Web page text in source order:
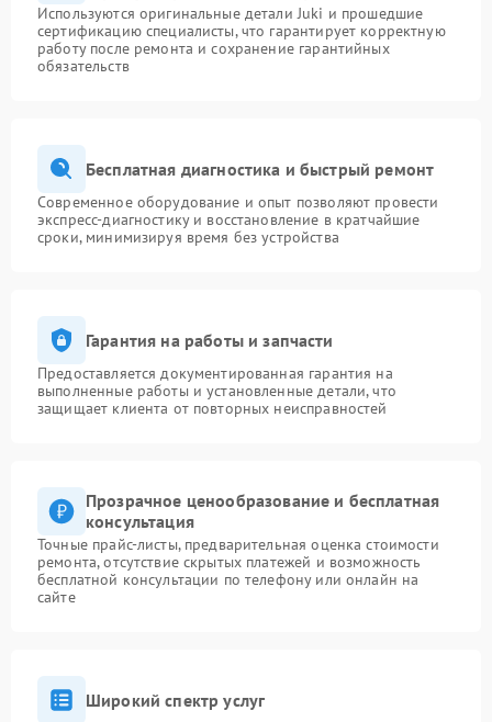
Используются оригинальные детали Juki и прошедшие
сертификацию специалисты, что гарантирует корректную
работу после ремонта и сохранение гарантийных
обязательств
Бесплатная диагностика и быстрый ремонт
Современное оборудование и опыт позволяют провести
экспресс-диагностику и восстановление в кратчайшие
сроки, минимизируя время без устройства
Гарантия на работы и запчасти
Предоставляется документированная гарантия на
выполненные работы и установленные детали, что
защищает клиента от повторных неисправностей
Прозрачное ценообразование и бесплатная
консультация
Точные прайс-листы, предварительная оценка стоимости
ремонта, отсутствие скрытых платежей и возможность
бесплатной консультации по телефону или онлайн на
сайте
Широкий спектр услуг